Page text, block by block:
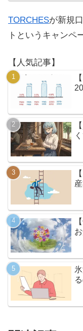
TORCHESが新規
トというキャンペ
【人気記事】